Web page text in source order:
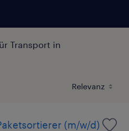
Transport in
(m/w/d)